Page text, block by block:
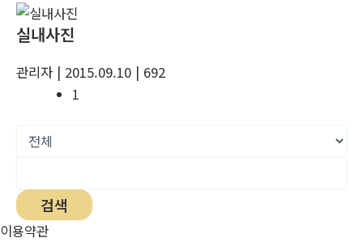
실내사진
관리자 | 2015.09.10 | 692
1
검색
이용약관